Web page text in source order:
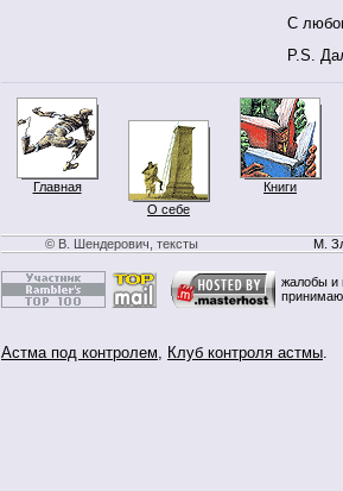
С
P.S.
Главная
О себе
Книги
© В. Шендерович, тексты М.
жалобы и
Астма под контролем, Клуб контроля астмы.